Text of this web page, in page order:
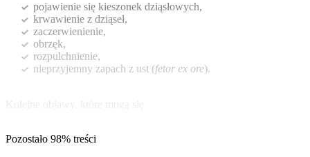
pojawienie się kieszonek dziąsłowych,
krwawienie z dziąseł,
zaczerwienienie,
obrzęk,
rozpulchnienie,
nieprzyjemny zapach z ust (fetor ex ore).
Kolejne objawy, które mogą się
Pozostało 98% treści